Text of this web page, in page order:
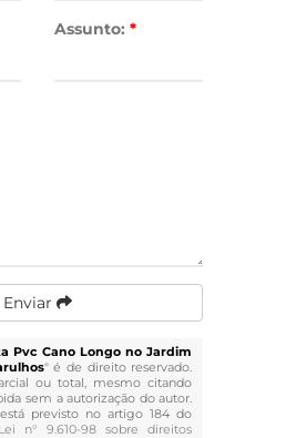
Assunto: *
Enviar
Pvc Cano Longo no Jardim
" é de direito reservado.
ou total, mesmo citando
sem a autorização do autor.
previsto no artigo 184 do
Lei n° 9.610-98 sobre direitos